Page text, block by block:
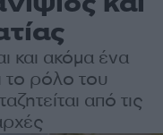
και ακόμα ένα
το ρόλο του
από τις